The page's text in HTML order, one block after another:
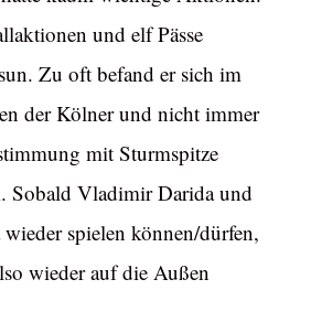
und elf Pässe
Zu oft befand er sich im
der Kölner und nicht immer
mit Sturmspitze
Sobald Vladimir Darida und
spielen können/dürfen,
wieder auf die Außen